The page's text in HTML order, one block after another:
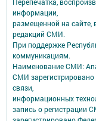
информации,
размещенной на сайте,
редакций СМИ.
При поддержке
коммуникациям.
Наименование СМИ:
СМИ
связи,
информационных
запись о регистрации